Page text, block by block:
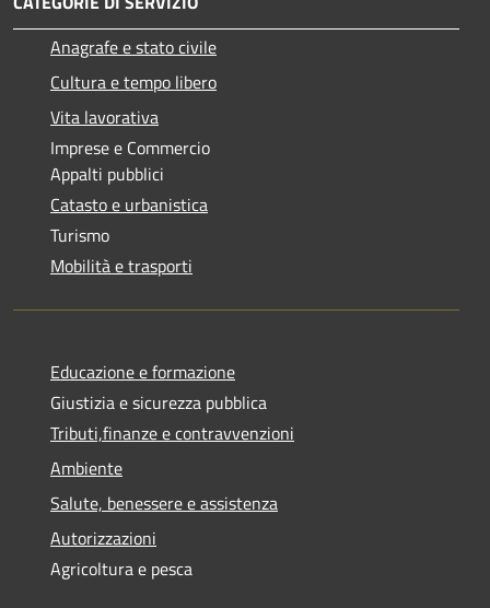
Anagrafe e stato civile
Cultura e tempo libero
Vita lavorativa
Imprese e Commercio
Appalti pubblici
Catasto e urbanistica
Turismo
Mobilità e trasporti
Educazione e formazione
Giustizia e sicurezza pubblica
Tributi,finanze e contravvenzioni
Ambiente
Salute, benessere e assistenza
Autorizzazioni
Agricoltura e pesca